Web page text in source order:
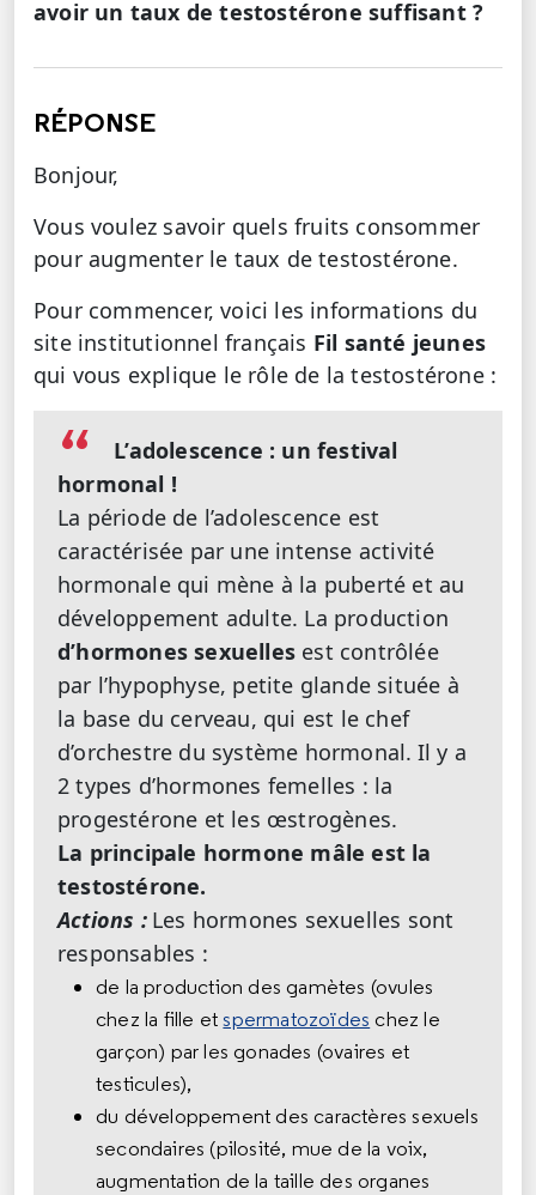
avoir un taux de testostérone suffisant ?
RÉPONSE
Bonjour,
Vous voulez savoir quels fruits consommer
pour augmenter le taux de testostérone.
Pour commencer, voici les informations du
site institutionnel français Fil santé jeunes
qui vous explique le rôle de la testostérone :
L’adolescence : un festival
hormonal !
La période de l’adolescence est
caractérisée par une intense activité
hormonale qui mène à la puberté et au
développement adulte. La production
d’hormones sexuelles est contrôlée
par l’hypophyse, petite glande située à
la base du cerveau, qui est le chef
d’orchestre du système hormonal. Il y a
2 types d’hormones femelles : la
progestérone et les œstrogènes.
La principale hormone mâle est la
testostérone.
Actions : Les hormones sexuelles sont
responsables :
de la production des gamètes (ovules
chez la fille etspermatozoïdes chez le
garçon) par les gonades (ovaires et
testicules),
du développement des caractères sexuels
secondaires (pilosité, mue de la voix,
augmentation de la taille des organes